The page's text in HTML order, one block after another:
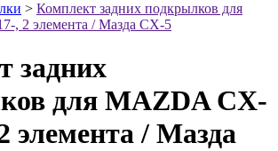
> Комплект задних подкрылков для
, 2 элемента / Мазда СХ-5
задних
для MAZDA CX-
элемента / Мазда